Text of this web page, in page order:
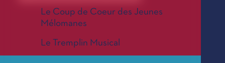
Le Coup de Coeur des Jeunes
Mélomanes
Le Tremplin Musical